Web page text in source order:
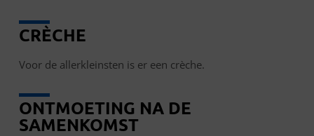
CRÈCHE
Voor de allerkleinsten is er een crèche.
ONTMOETING NA DE
SAMENKOMST